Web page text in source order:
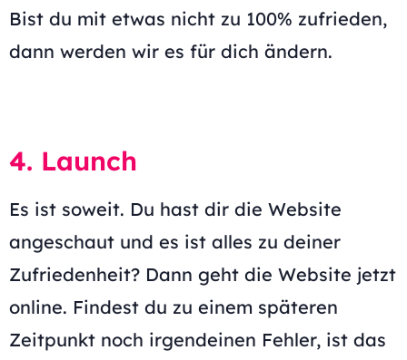
Bist du mit etwas nicht zu 100% zufrieden,
dann werden wir es für dich ändern.
4. Launch
Es ist soweit. Du hast dir die Website
angeschaut und es ist alles zu deiner
Zufriedenheit? Dann geht die Website jetzt
online. Findest du zu einem späteren
Zeitpunkt noch irgendeinen Fehler, ist das